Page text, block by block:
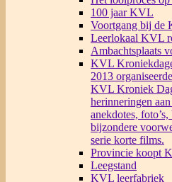
100 jaar KVL
Voortgang bij de
Leerlokaal KVL
Ambachtsplaats
KVL
2013
KVL Kroniek
herinneringen
anekdotes,
bijzondere
serie korte films.
Provincie koopt
Leegstand
KVL leerfabriek